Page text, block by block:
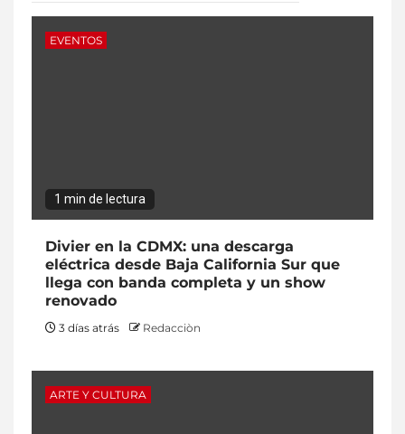
EVENTOS
1 min de lectura
Divier en la CDMX: una descarga
eléctrica desde Baja California Sur que
llega con banda completa y un show
renovado
3 días atrás Redacciòn
ARTE Y CULTURA